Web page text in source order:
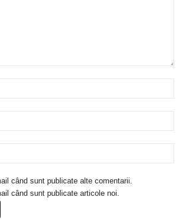
când sunt publicate alte comentarii.
când sunt publicate articole noi.